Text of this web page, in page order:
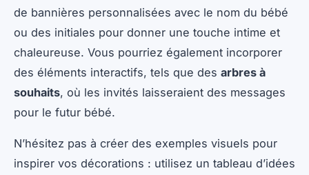
de bannières personnalisées avec le nom du bébé
ou des initiales pour donner une touche intime et
chaleureuse. Vous pourriez également incorporer
des éléments interactifs, tels que des arbres à
souhaits, où les invités laisseraient des messages
pour le futur bébé.
N’hésitez pas à créer des exemples visuels pour
inspirer vos décorations : utilisez un tableau d’idées